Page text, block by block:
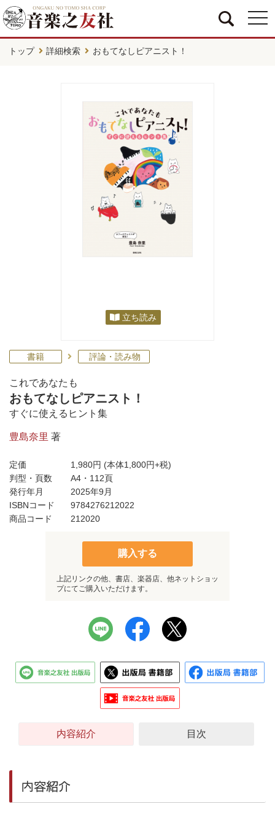
トップ 詳細検索 おもてなしピアニスト！
立ち読み
書籍 評論・読み物
これであなたも
おもてなしピアニスト！
すぐに使えるヒント集
豊島奈里 著
定価 1,980円 (本体1,800円+税)
判型・頁数
A4・112頁
発行年月
2025年9月
ISBNコード
9784276212022
商品コード
212020
購入する
上記リンクの他、書店、楽器店、他ネットショッ
プにてご購入いただけます。
内容紹介 目次
内容紹介